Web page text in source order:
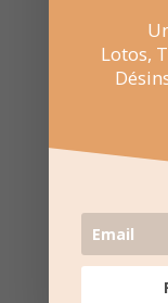
Gard,
+
Lotos,